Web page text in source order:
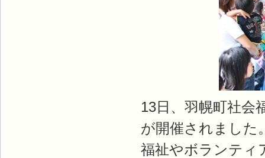
13日、羽幌町社会
が開催されました
福祉やボランティ